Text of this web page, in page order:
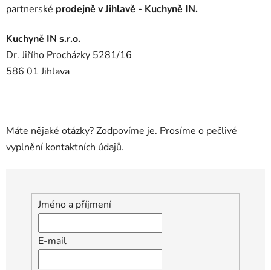
partnerské prodejně v Jihlavě - Kuchyně IN.
Kuchyně IN s.r.o.
Dr. Jiřího Procházky 5281/16
586 01 Jihlava
Máte nějaké otázky? Zodpovíme je. Prosíme o pečlivé
vyplnění kontaktních údajů.
Jméno a příjmení
E-mail